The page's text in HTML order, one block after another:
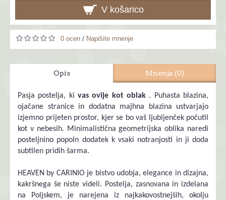
V košarico
0 ocen / Napišite mnenje
Opis Mnenja (0)
Pasja postelja, ki vas ovije kot oblak . Puhasta blazina,
ojačane stranice in dodatna majhna blazina ustvarjajo
izjemno prijeten prostor, kjer se bo vaš ljubljenček počutil
kot v nebesih. Minimalistična geometrijska oblika naredi
posteljnino popoln dodatek k vsaki notranjosti in ji doda
subtilen pridih šarma.
HEAVEN by CARINIO je bistvo udobja, elegance in dizajna,
kakršnega še niste videli. Postelja, zasnovana in izdelana
na Poljskem, je narejena iz najkakovostnejših, okolju